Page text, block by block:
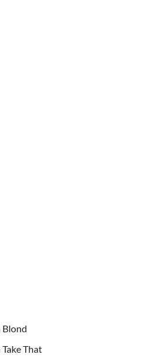
Blond
That